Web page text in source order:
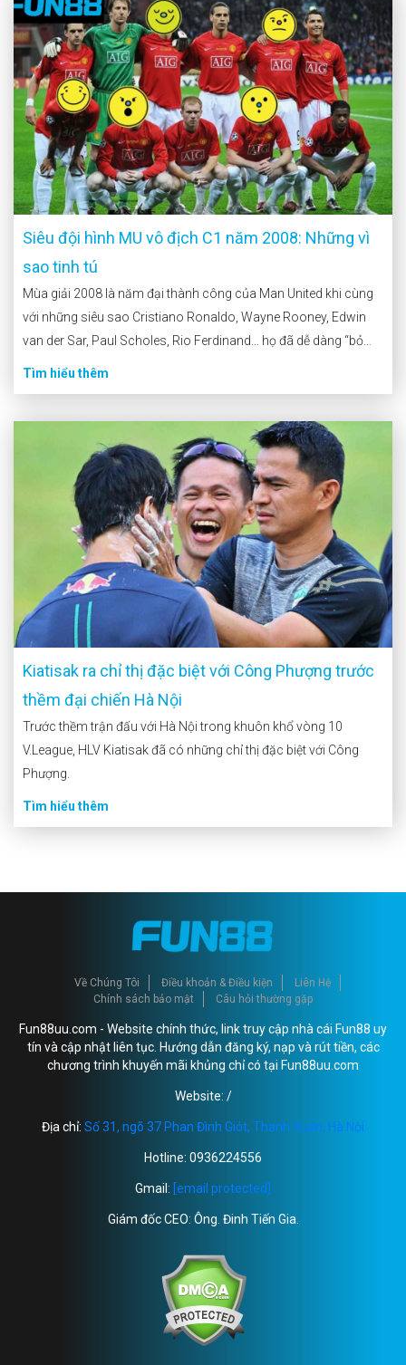
Siêu đội hình MU vô địch C1 năm 2008: Những vì
sao tinh tú
Mùa giải 2008 là năm đại thành công của Man United khi cùng
với những siêu sao Cristiano Ronaldo, Wayne Rooney, Edwin
van der Sar, Paul Scholes, Rio Ferdinand… họ đã dễ dàng “bỏ
túi” cả hai chức vô địch danh giá UEFA Champions League và
Tìm hiểu thêm
Kiatisak ra chỉ thị đặc biệt với Công Phượng trước
thềm đại chiến Hà Nội
Trước thềm trận đấu với Hà Nội trong khuôn khổ vòng 10
V.League, HLV Kiatisak đã có những chỉ thị đặc biệt với Công
Phượng.
Tìm hiểu thêm
Về Chúng Tôi Điều khoản & Điều kiện
Liên Hệ
Chính sách bảo mật
Câu hỏi thường gặp
Fun88uu.com - Website chính thức, link truy cập nhà cái Fun88 uy
tín và cập nhật liên tục. Hướng dẫn đăng ký, nạp và rút tiền, các
chương trình khuyến mãi khủng chỉ có tại Fun88uu.com
Website: /
Địa chỉ: Số 31, ngõ 37 Phan Đình Giót, Thanh Xuân, Hà Nội
Hotline: 0936224556
Gmail: [email protected]
Giám đốc CEO: Ông. Đinh Tiến Gia.